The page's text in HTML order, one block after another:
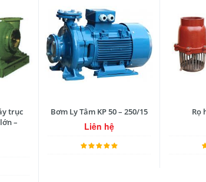
trục
–
Bơm Ly Tâm KP 50 – 250/15
Liên hệ
Rọ